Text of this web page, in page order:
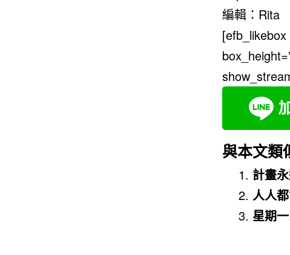
編輯：Rita
[efb_likebox
與本文類
計畫
人人
星期